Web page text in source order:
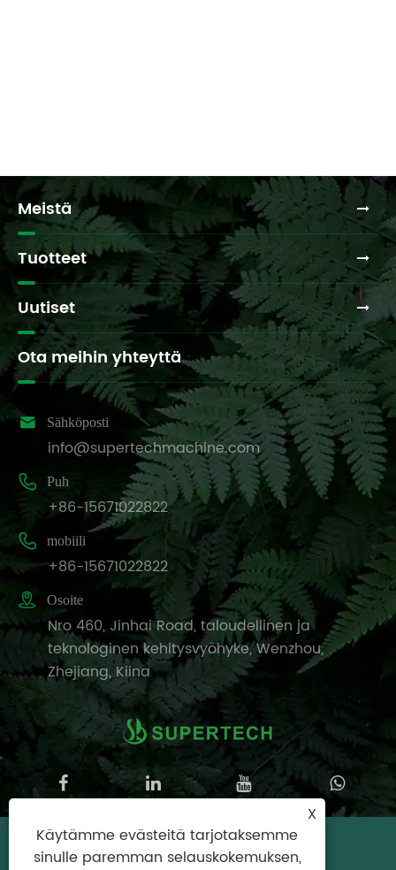
Meistä
Tuotteet
Uutiset
Ota meihin yhteyttä
 Sähköposti
info@supertechmachine.com
 Puh
+86-15671022822
 mobiili
+86-15671022822
 Osoite
Nro 460, Jinhai Road, taloudellinen ja
teknologinen kehitysvyöhyke, Wenzhou,
Zhejiang, Kiina
Copyright © 2025 Wenzhou Supertech
X
Käytämme evästeitä tarjotaksemme
sinulle paremman selauskokemuksen,